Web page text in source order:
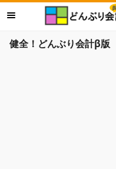
健全！どんぶり会計β版